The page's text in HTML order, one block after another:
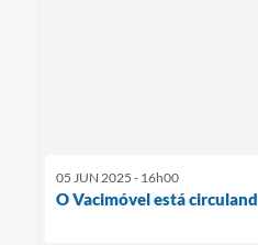
05 JUN 2025 - 16h00
O Vacimóvel está